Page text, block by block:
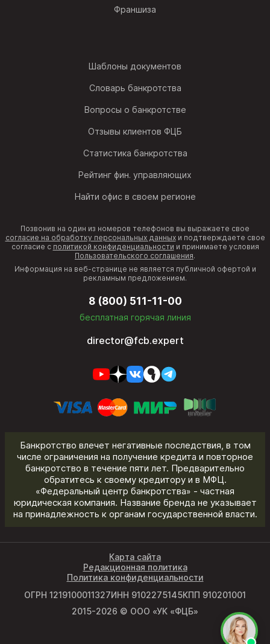
Франшиза
Шаблоны документов
Словарь банкротства
Вопросы о банкротстве
Отзывы клиентов ФЦБ
Статистика банкротства
Рейтинг фин. управляющих
Найти офис в своем регионе
Позвонив на один из номеров телефонов вы выражаете свое
согласие на обработку персональных данныхи подтверждаете свое
согласие с политикой конфиденциальности и принимаете условия
Пользовательского соглашения.
Информация на веб-странице не является публичной офертой и
рекламным предложением.
8 (800) 511-11-00
бесплатная горячая линия
director@fcb.expert
Банкротство влечет негативные последствия, в том
числе ограничения на получение кредита и повторное
банкротство в течение пяти лет. Предварительно
обратитесь к своему кредитору и в МФЦ.
«Федеральный центр банкротства» - частная
юридическая компания. Название бренда не указывает
на принадлежность к органам государственной власти.
ОГРН 1219100011327ИНН 9102275145КПП 910201001
2015-2026 © ООО «УК «ФЦБ»
Карта сайта
Редакционная политика
Политика конфиденциальности